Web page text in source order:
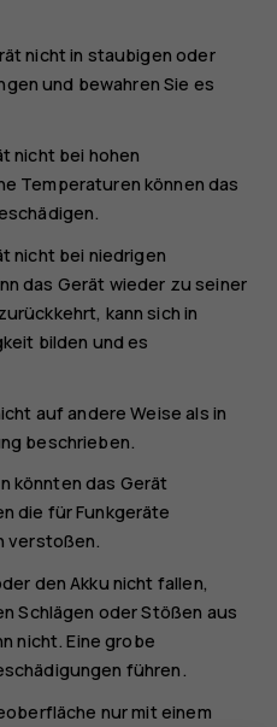
nicht in staubigen oder
und bewahren Sie es
nicht bei hohen
Temperaturen können das
nicht bei niedrigen
das Gerät wieder zu seiner
kann sich in
bilden und es
auf andere Weise als in
beschrieben.
könnten das Gerät
die für Funkgeräte
verstoßen.
den Akku nicht fallen,
Schlägen oder Stößen aus
nicht. Eine grobe
führen.
nur mit einem